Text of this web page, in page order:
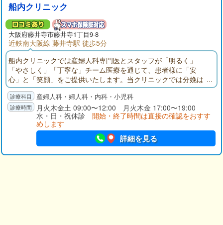
船内クリニック
大阪府藤井寺市藤井寺1丁目9-8
近鉄南大阪線 藤井寺駅 徒歩5分
船内クリニックでは産婦人科専門医とスタッフが「明るく」
「やさしく」「丁寧な」チーム医療を通じて、患者様に「安
心」と「笑顔」をご提供いたします。当クリニックでは分娩は
取り扱っておりません。
産婦人科・婦人科・内科・小児科
月火木金土 09:00〜12:00 月火木金 17:00〜19:00
水・日・祝休診 開始・終了時間は直接の確認をおすす
めします
詳細を見る